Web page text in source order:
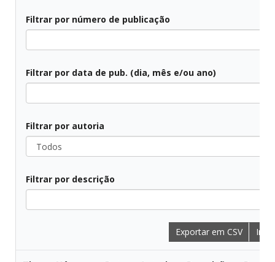
Filtrar por número de publicação
Filtrar por data de pub. (dia, mês e/ou ano)
Filtrar por autoria
Todos
Filtrar por descrição
Exportar em CSV